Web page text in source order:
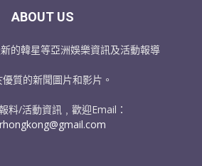
ABOUT US
的韓星等亞洲娛樂資訊及活動報導
質的新聞圖片和影片。
料/活動資訊﹐歡迎Email：